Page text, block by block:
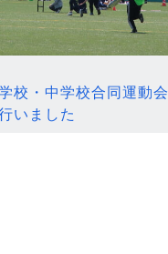
校・中学校合同運動会
いました